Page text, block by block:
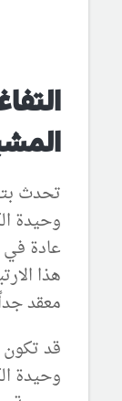
تحدث
وحيدة
عادة في
هذا
معقد
قد تكون
وحيدة